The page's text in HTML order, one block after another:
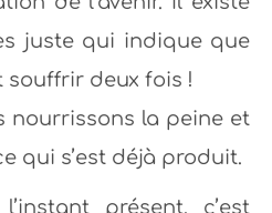
juste qui indique que
souffrir deux fois !
nourrissons la peine et
qui s’est déjà produit.
présent, c’est